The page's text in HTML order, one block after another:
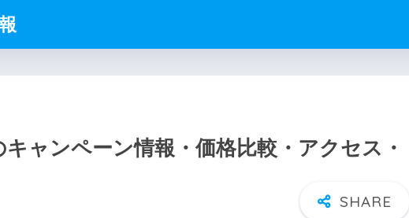
ャンペーン情報・価格比較・アクセス・